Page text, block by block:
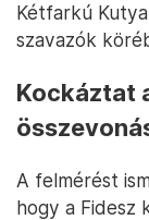
Kétfarkú
szavazók
Kockáztat
A felmérést
hogy a Fidesz